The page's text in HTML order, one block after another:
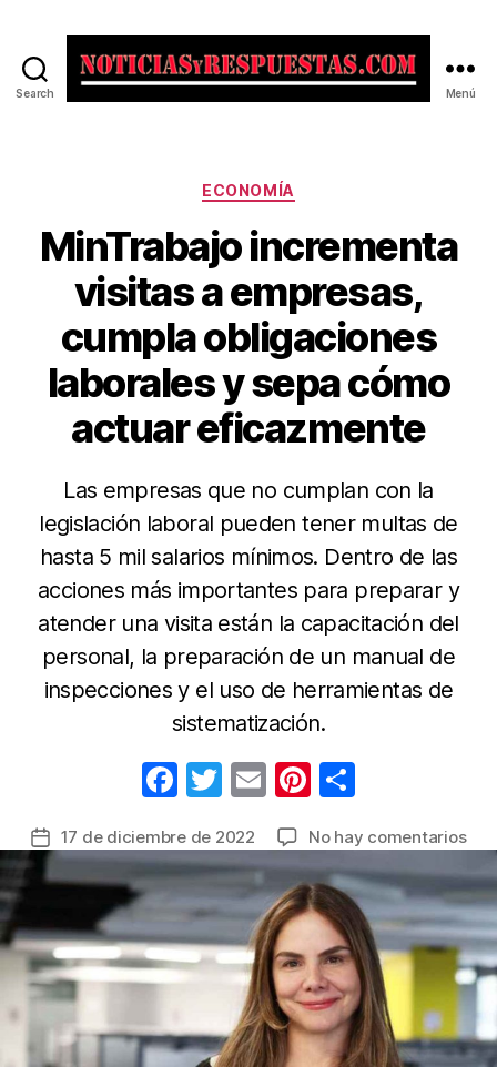
Search Menú
Categorías
ECONOMÍA
MinTrabajo incrementa
visitas a empresas,
cumpla obligaciones
laborales y sepa cómo
actuar eficazmente
Las empresas que no cumplan con la
legislación laboral pueden tener multas de
hasta 5 mil salarios mínimos. Dentro de las
acciones más importantes para preparar y
atender una visita están la capacitación del
personal, la preparación de un manual de
inspecciones y el uso de herramientas de
sistematización.
F
c
e
b
o
o
k
T
itt
er
E
ail
Pi
er
e
st
m
p
ar
tir
Fecha
de
la
17 de diciembre de 2022 No hay comentariosen
a
y